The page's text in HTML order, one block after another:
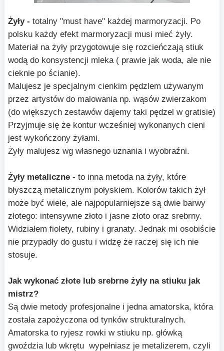
Żyły - totalny "must have" każdej marmoryzacji. Po
polsku każdy efekt marmoryzacji musi mieć żyły.
Materiał na żyły przygotowuje się rozcieńczają stiuk
wodą do konsystencji mleka ( prawie jak woda, ale nie
cieknie po ścianie).
Malujesz je specjalnym cienkim pędzlem używanym
przez artystów do malowania np. wąsów zwierzakom
(do większych zestawów dajemy taki pędzel w gratisie)
Przyjmuje się że kontur wcześniej wykonanych cieni
jest wykończony żyłami.
Żyły malujesz wg własnego uznania i wyobraźni.
Żyły metaliczne - to inna metoda na żyły, które
błyszczą metalicznym połyskiem. Kolorów takich żył
może być wiele, ale najpopularniejsze są dwie barwy
złotego: intensywne złoto i jasne złoto oraz srebrny.
Widziałem fiolety, rubiny i granaty. Jednak mi osobiście
nie przypadły do gustu i widzę że raczej się ich nie
stosuje.
Jak wykonać złote lub srebrne żyły na stiuku jak
mistrz?
Są dwie metody profesjonalne i jedna amatorska, która
została zapożyczona od tynków strukturalnych.
Amatorska to ryjesz rowki w stiuku np. główką
gwoździa lub wkrętu wypełniasz je metalizerem, czyli